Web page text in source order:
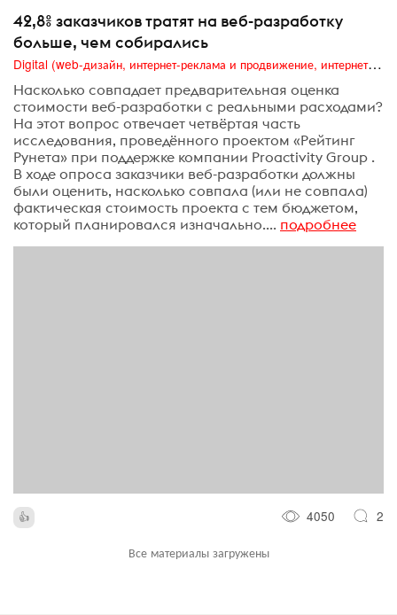
42,8% заказчиков тратят на веб-разработку
больше, чем собирались
Digital (web-дизайн, интернет-реклама и продвижение, интернет-сообщества и блоги, интернет-коммуникации, мобильный маркетинг, реклама на цифровых экранах)
Насколько совпадает предварительная оценка
стоимости веб-разработки с реальными расходами?
На этот вопрос отвечает четвёртая часть
исследования, проведённого проектом «Рейтинг
Рунета» при поддержке компании Proactivity Group .
В ходе опроса заказчики веб-разработки должны
были оценить, насколько совпала (или не совпала)
фактическая стоимость проекта с тем бюджетом,
который планировался изначально.... подробнее
4050 2
Все материалы загружены